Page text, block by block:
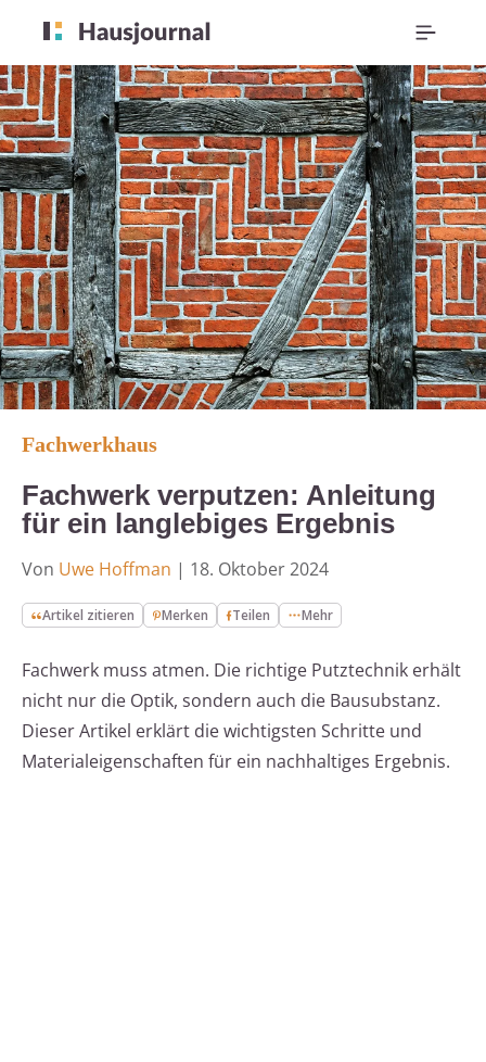
Fachwerkhaus
Fachwerk verputzen: Anleitung
für ein langlebiges Ergebnis
Von Uwe Hoffman | 18. Oktober 2024
Artikel zitieren Merken Teilen Mehr
Fachwerk muss atmen. Die richtige Putztechnik erhält
nicht nur die Optik, sondern auch die Bausubstanz.
Dieser Artikel erklärt die wichtigsten Schritte und
Materialeigenschaften für ein nachhaltiges Ergebnis.